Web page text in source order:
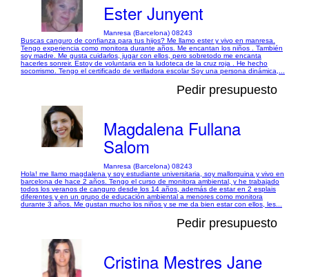
Ester Junyent
Manresa (Barcelona) 08243
Buscas canguro de confianza para tus hijos? Me llamo ester y vivo en manresa.
Tengo experiencia como monitora durante años. Me encantan los niños . También
soy madre. Me gusta cuidarlos, jugar con ellos, pero sobretodo me encanta
hacerles sonreir. Estoy de voluntaria en la ludoteca de la cruz roja . He hecho
socorrismo. Tengo el certificado de vetlladora escolar Soy una persona dinámica,...
Pedir presupuesto
Magdalena Fullana
Salom
Manresa (Barcelona) 08243
Hola! me llamo magdalena y soy estudiante universitaria, soy mallorquina y vivo en
barcelona de hace 2 años. Tengo el curso de monitora ambiental, y he trabajado
todos los veranos de canguro desde los 14 años, además de estar en 2 esplais
diferentes y en un grupo de educación ambiental a menores como monitora
durante 3 años. Me gustan mucho los niños y se me da bien estar con ellos, les...
Pedir presupuesto
Cristina Mestres Jane